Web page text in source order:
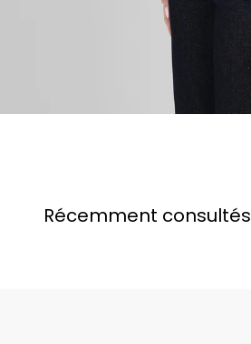
Récemment consultés